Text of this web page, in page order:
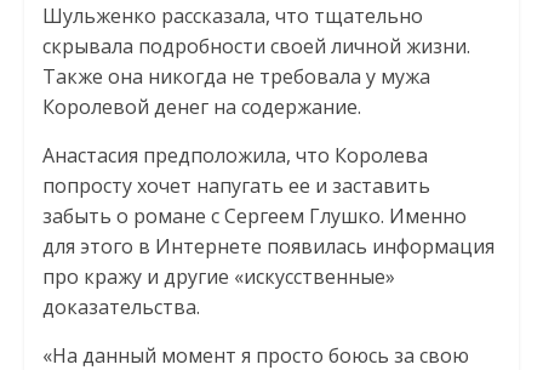
Шульженко рассказала, что тщательно
скрывала подробности своей личной жизни.
Также она никогда не требовала у мужа
Королевой денег на содержание.
Анастасия предположила, что Королева
попросту хочет напугать ее и заставить
забыть о романе с Сергеем Глушко. Именно
для этого в Интернете появилась информация
про кражу и другие «искусственные»
доказательства.
«На данный момент я просто боюсь за свою